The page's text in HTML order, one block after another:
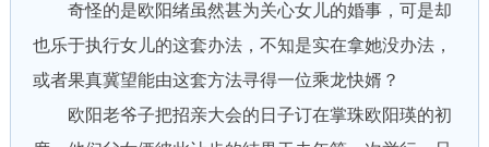
奇怪的是欧阳绪虽然甚为关心女儿的婚事，可是却
也乐于执行女儿的这套办法，不知是实在拿她没办法，
或者果真冀望能由这套方法寻得一位乘龙快婿？
欧阳老爷子把招亲大会的日子订在掌珠欧阳瑛的初